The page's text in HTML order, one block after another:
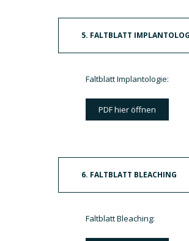
5. FALTBLATT
Faltblatt Implantologie:
PDF hier öffnen
6. FALTBLATT BLEACHING
Faltblatt Bleaching: